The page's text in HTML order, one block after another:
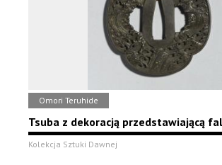
Omori Teruhide
Tsuba z dekoracją przedstawiającą
Kolekcja Sztuki Dawnej